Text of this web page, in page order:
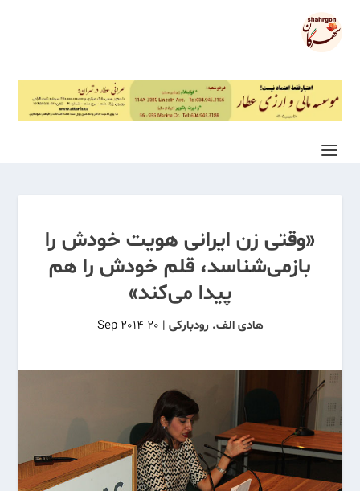
«وقتی زن ایرانی هویت خودش را
بازمی‌شناسد، قلم خودش را هم
پیدا می‌کند»
هادی الف. رودبارکی |
20 Sep 2014